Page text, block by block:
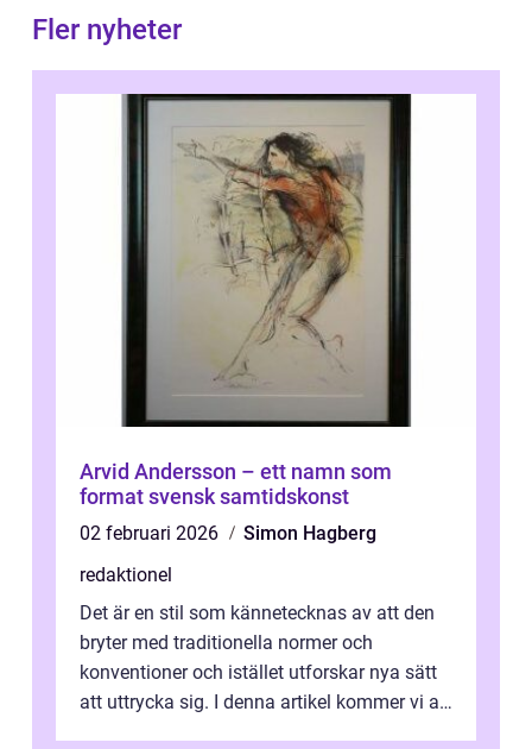
Fler nyheter
Arvid Andersson – ett namn som
format svensk samtidskonst
02 februari 2026
Simon Hagberg
redaktionel
Det är en stil som kännetecknas av att den
bryter med traditionella normer och
konventioner och istället utforskar nya sätt
att uttrycka sig. I denna artikel kommer vi att